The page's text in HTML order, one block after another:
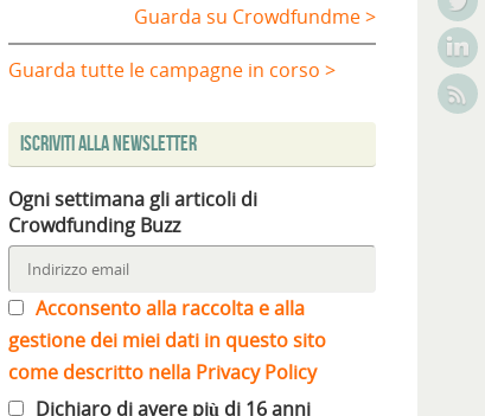
Guarda su Crowdfundme >
Guarda tutte le campagne in corso >
Iscriviti alla Newsletter
Ogni settimana gli articoli di
Crowdfunding Buzz
Acconsento alla raccolta e alla
gestione dei miei dati in questo sito
come descritto nella Privacy Policy
Dichiaro di avere più di 16 anni